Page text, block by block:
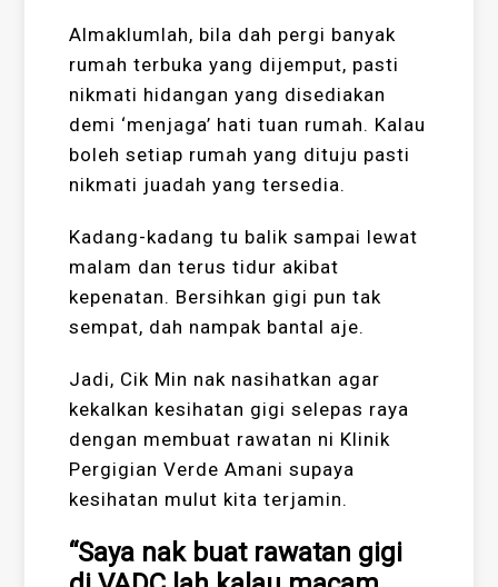
Almaklumlah, bila dah pergi banyak
rumah terbuka yang dijemput, pasti
nikmati hidangan yang disediakan
demi ‘menjaga’ hati tuan rumah. Kalau
boleh setiap rumah yang dituju pasti
nikmati juadah yang tersedia.
Kadang-kadang tu balik sampai lewat
malam dan terus tidur akibat
kepenatan. Bersihkan gigi pun tak
sempat, dah nampak bantal aje.
Jadi, Cik Min nak nasihatkan agar
kekalkan kesihatan gigi selepas raya
dengan membuat rawatan ni Klinik
Pergigian Verde Amani supaya
kesihatan mulut kita terjamin.
“Saya nak buat rawatan gigi